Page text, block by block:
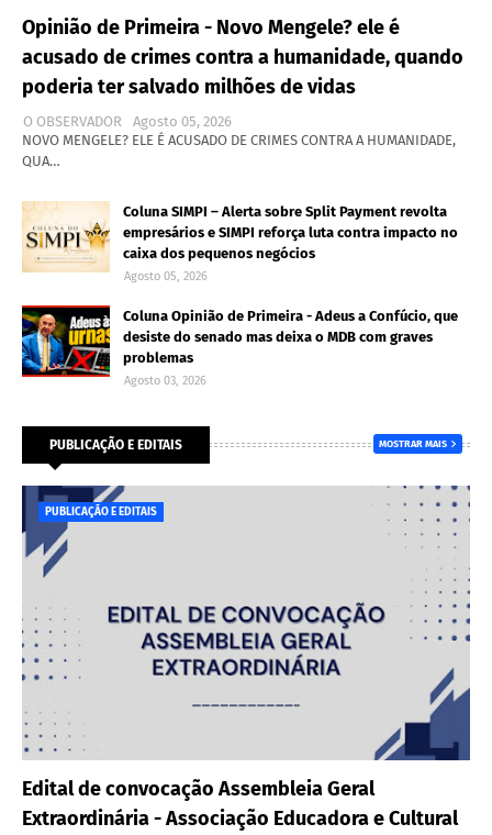
Opinião de Primeira - Novo Mengele? ele é
acusado de crimes contra a humanidade, quando
poderia ter salvado milhões de vidas
O OBSERVADOR
Agosto 05, 2026
NOVO MENGELE? ELE É ACUSADO DE CRIMES CONTRA A HUMANIDADE,
QUA…
Coluna SIMPI – Alerta sobre Split Payment revolta
empresários e SIMPI reforça luta contra impacto no
caixa dos pequenos negócios
Agosto 05, 2026
Coluna Opinião de Primeira - Adeus a Confúcio, que
desiste do senado mas deixa o MDB com graves
problemas
Agosto 03, 2026
PUBLICAÇÃO E EDITAIS MOSTRAR MAIS
PUBLICAÇÃO E EDITAIS
Edital de convocação Assembleia Geral
Extraordinária - Associação Educadora e Cultural